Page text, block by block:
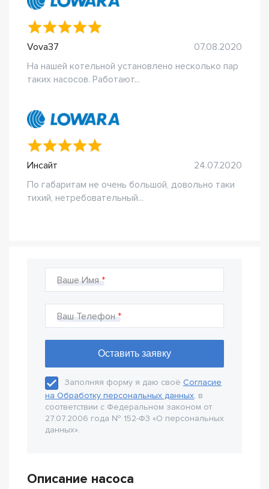
Vova37
07.08.2020
На нашей котельной установлено несколько пар
таких насосов. Работают...
Инсайт
24.07.2020
По габаритам не очень большой, довольно таки
тихий, нетребовательный...
Ваше Имя
Ваш Телефон
Заполняя форму я даю своё Согласие
на Обработку персональных данных, в
соответствии с Федеральном законом от
27.07.2006 года № 152-Ф3 «О персональных
данных».
Описание насоса